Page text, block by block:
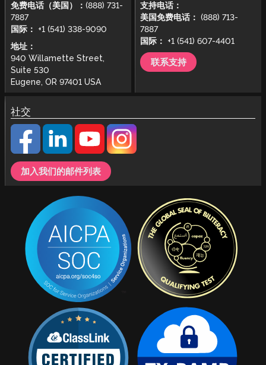
免费电话（美国）： (888) 731-
7887
国际：
+1 (541) 338-9090
地址：
940 Willamette Street,
Suite 530
Eugene, OR 97401 USA
支持电话：
美国免费电话： (888) 713-
7887
国际：
+1 (541) 607-4401
联系支持
社交
加入我们的邮件列表